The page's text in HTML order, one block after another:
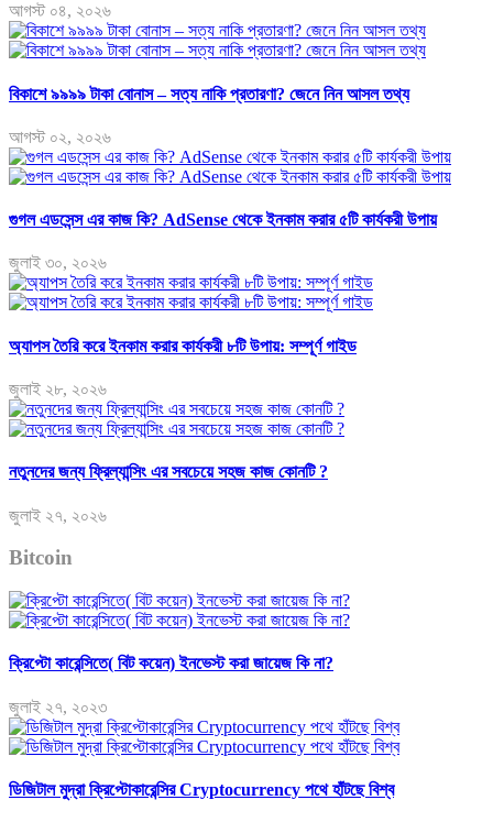
আগস্ট ০৪, ২০২৬
বিকাশে ৯৯৯৯ টাকা বোনাস – সত্য নাকি প্রতারণা? জেনে নিন আসল তথ্য
আগস্ট ০২, ২০২৬
গুগল এডসেন্স এর কাজ কি? AdSense থেকে ইনকাম করার ৫টি কার্যকরী উপায়
জুলাই ৩০, ২০২৬
অ্যাপস তৈরি করে ইনকাম করার কার্যকরী ৮টি উপায়: সম্পূর্ণ গাইড
জুলাই ২৮, ২০২৬
নতুনদের জন্য ফ্রিল্যান্সিং এর সবচেয়ে সহজ কাজ কোনটি ?
জুলাই ২৭, ২০২৬
Bitcoin
ক্রিপ্টো কারেন্সিতে( বিট কয়েন) ইনভেস্ট করা জায়েজ কি না?
জুলাই ২৭, ২০২৩
ডিজিটাল মুদ্রা ক্রিপ্টোকারেন্সির Cryptocurrency পথে হাঁটছে বিশ্ব